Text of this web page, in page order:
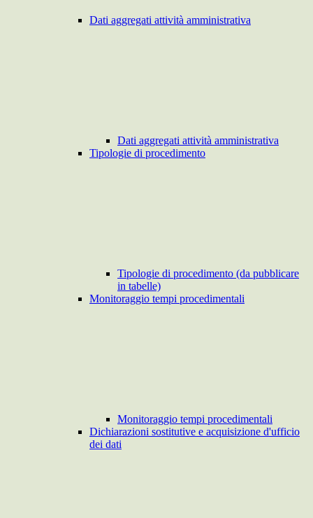
Dati aggregati attività amministrativa
Dati aggregati attività amministrativa
Tipologie di procedimento
Tipologie di procedimento (da pubblicare
in tabelle)
Monitoraggio tempi procedimentali
Monitoraggio tempi procedimentali
Dichiarazioni sostitutive e acquisizione d'ufficio
dei dati